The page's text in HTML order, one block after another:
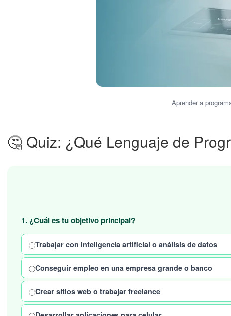
Aprender a
🤔 Quiz: ¿Qué Lenguaje de
1. ¿Cuál es tu objetivo principal?
Trabajar con inteligencia artificial o análisis de datos
Conseguir empleo en una empresa grande o banco
Crear sitios web o trabajar freelance